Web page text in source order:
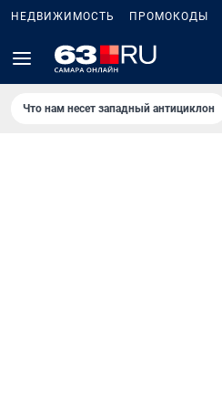
НЕДВИЖИМОСТЬ ПРОМОКОДЫ
Что нам несет западный антициклон